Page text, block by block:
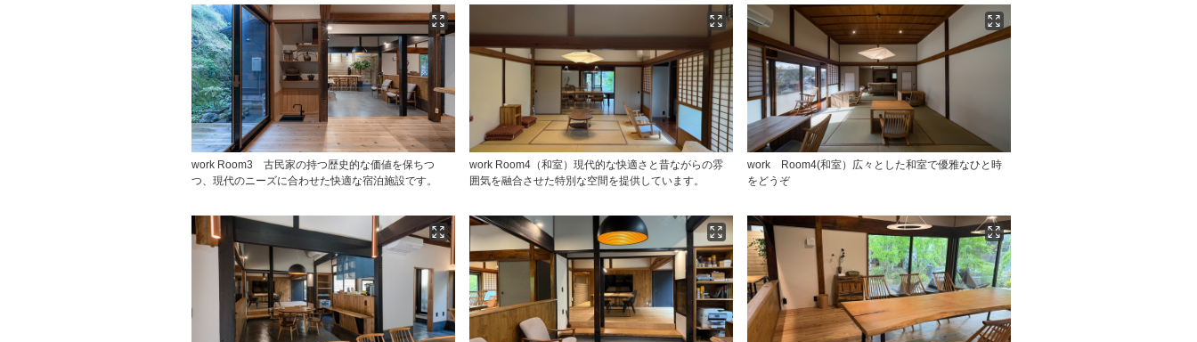
work Room3 古民家の持つ歴史的な価値を保ちつ
つ、現代のニーズに合わせた快適な宿泊施設です。
work Room4（和室）現代的な快適さと昔ながらの雰
囲気を融合させた特別な空間を提供しています。
work Room4(和室）広々とした和室で優雅なひと時
をどうぞ